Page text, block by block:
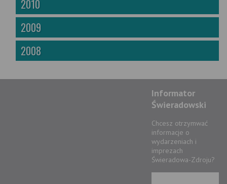
2010
2009
2008
Informator
Świeradowski
Chcesz otrzymwać
informacje o
wydarzeniach i
imprezach
Świeradowa-Zdroju?